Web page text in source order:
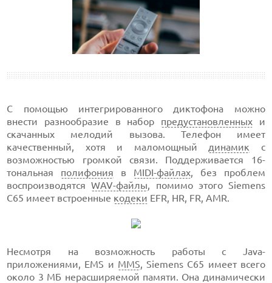
С помощью интегрированного диктофона можно
внести разнообразие в набор предустановленных и
скачанных мелодий вызова. Телефон имеет
качественный, хотя и маломощный динамик с
возможностью громкой связи. Поддерживается 16-
тональная полифония в MIDI-файлах, без проблем
воспроизводятсяWAV-файлы, помимо этого Siemens
С65 имеет встроенные кодеки EFR, HR, FR, AMR.
Несмотря на возможность работы с Java-
приложениями, EMS и MMS, Siemens С65 имеет всего
около 3 МБ нерасширяемой памяти. Она динамически